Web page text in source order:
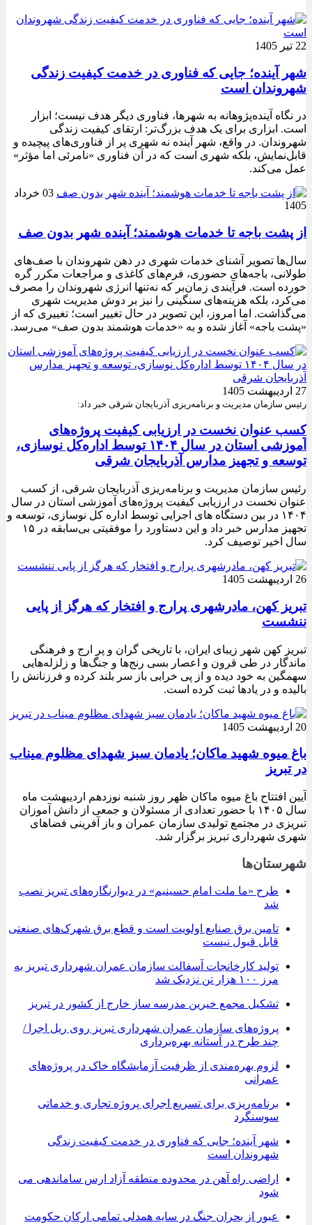
22 تیر 1405
شهر آینده؛ جایی که فناوری در خدمت کیفیت زندگی
شهروندان است
در نگاه آینده‌پژوهانه به شهرها، فناوری دیگر هدف نیست؛ ابزار
است. ابزاری برای یک هدف بزرگ‌تر: ارتقای کیفیت زندگی
شهروندان. در واقع، شهر آینده نه شهری پر از فناوری‌های پیچیده و
قابل‌نمایش، بلکه شهری است که در آن فناوری «نامرئی اما مؤثر»
عمل می‌کند.
03 خرداد
1405
از پشت باجه تا خدمات هوشمند؛ آینده شهر بدون صف
سال‌ها تصویر آشنای خدمات شهری در ذهن شهروندان با صف‌های
طولانی، باجه‌های حضوری، فرم‌های کاغذی و مراجعات مکرر گره
خورده است. فرآیندی زمان‌بر که نه‌تنها انرژی شهروندان را مصرف
می‌کرد، بلکه هزینه‌های سنگینی را نیز بر دوش مدیریت شهری
می‌گذاشت. اما امروز، این تصویر در حال تغییر است؛ تغییری که از
«پشت باجه» آغاز شده و به «خدمات هوشمند بدون صف» می‌رسد.
27 اردیبهشت 1405
رئیس سازمان مدیریت و برنامه‌ریزی آذربایجان شرقی خبر داد:
کسب عنوان نخست در ارزیابی کیفیت پروژه‌های
آموزشی استان در سال ۱۴۰۴ توسط اداره‌کل نوسازی،
توسعه و تجهیز مدارس آذربایجان شرقی
رئیس سازمان مدیریت و برنامه‌ریزی آذربایجان شرقی، از کسب
عنوان نخست در ارزیابی کیفیت پروژه‌های آموزشی استان در سال
۱۴۰۴ در بین دستگاه های اجرایی توسط اداره کل نوسازی، توسعه و
تجهیز مدارس خبر داد و این دستاورد را موفقیتی بی‌سابقه در ۱۵
سال اخیر توصیف کرد.
26 اردیبهشت 1405
تبریز کهن، مادرشهری پرارج و افتخار که هرگز از پایی
ننشست
تبریز کهن شهر زیبای ایران، با تاریخی گران و پر ارج و فرهنگی
ماندگار در طی قرون و اعصار بسی رنج‌ها و جنگ‌ها و زلزله‌هایی
سهمگین به خود دیده و از پی خرابی باز سر بلند کرده و فرزنانش را
بالیده و در یادها ثبت کرده است.
20 اردیبهشت 1405
باغ میوه شهید ماکان؛ یادمان سبز شهدای مظلوم میناب
در تبریز
آیین افتتاح باغ میوه ماکان ظهر روز شنبه نوزدهم اردیبهشت ماه
سال ۱۴۰۵ با حضور تعدادی از مسئولان و جمعی از دانش آموزان
تبریزی در مجتمع تولیدی سازمان عمران و باز آفرینی فضاهای
شهری شهرداری تبریز برگزار شد.
شهرستان‌ها
طرح «ما ملت امام حسینیم» در دیوارنگاره‌های تبریز نصب
شد
تامین برق صنایع اولویت است و قطع برق شهرک‌های صنعتی
قابل قبول نیست
تولید کارخانجات آسفالت سازمان عمران شهرداری تبریز به
مرز ۱۰۰ هزار تن نزدیک شد
تشکیل مجمع خیرین مدرسه ‌ساز خارج از کشور در تبریز
پروژه‌های سازمان عمران شهرداری تبریز روی ریل اجرا /
چند طرح در آستانه بهره‌برداری
لزوم بهره‌مندی از ظرفیت آزمایشگاه خاک در پروژه‌های
عمرانی
برنامه‌ریزی برای تسریع اجرای پروژه تجاری و خدماتی
سوسنگرد
شهر آینده؛ جایی که فناوری در خدمت کیفیت زندگی
شهروندان است
اراضی راه آهن در محدوده منطقه آزاد ارس ساماندهی می
شود
عبور از بحران جنگ در سایه همدلی تمامی ارکان حکومت